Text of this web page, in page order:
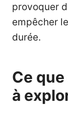
provoquer
empêcher
durée.
Ce
à